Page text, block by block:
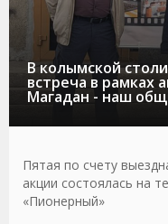
В колымской
встреча в рамках
Магадан - наш
Пятая по счету
акции состоялась на
«Пионерный»